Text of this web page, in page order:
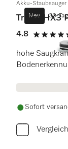
Neu 30
Akku-Staubsauger
Triflex HX3
4.8
4.8 von 5
hohe
Sofort